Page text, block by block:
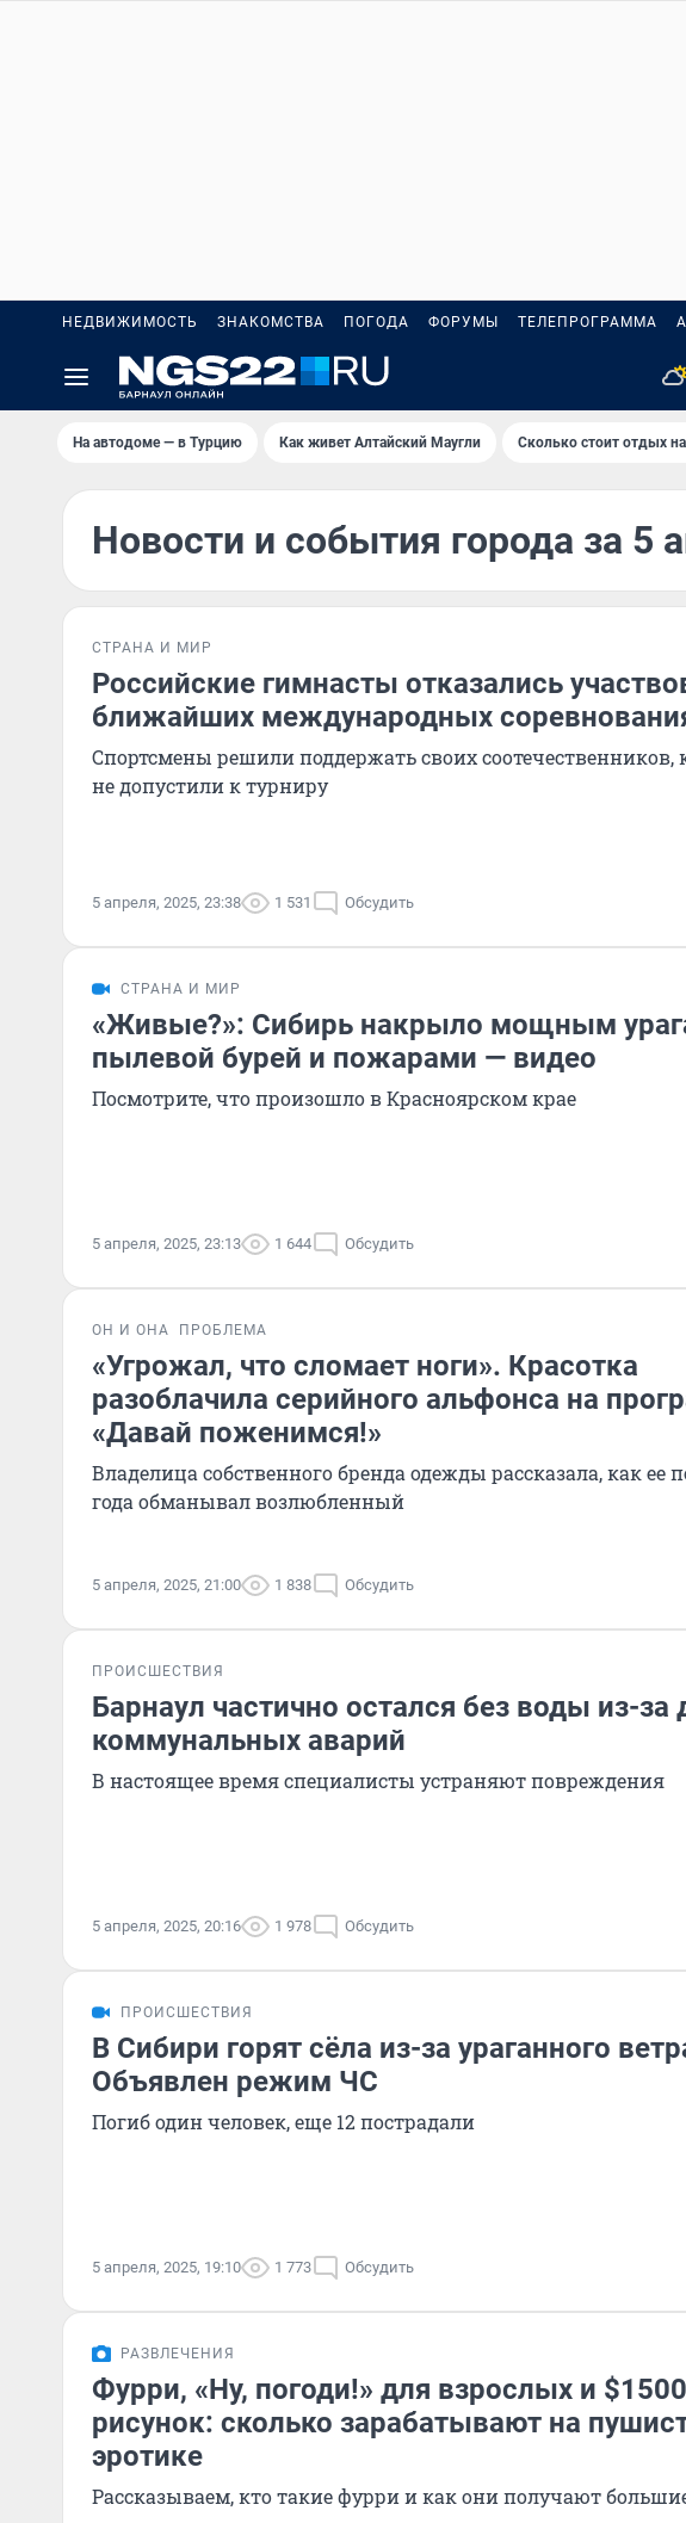
НЕДВИЖИМОСТЬ ЗНАКОМСТВА ПОГОДА ФОРУМЫ ТЕЛЕПРОГРАММА
На автодоме — в Турцию Как живет Алтайский Маугли Сколько стоит отдых
Новости и события города за 5
СТРАНА И МИР
Российские гимнасты отказались
ближайших международных
Спортсмены решили поддержать своих соотечественников,
не допустили к турниру
5 апреля, 2025, 23:38 1 531 Обсудить
СТРАНА И МИР
«Живые?»: Сибирь накрыло мощным
пылевой бурей и пожарами — видео
Посмотрите, что произошло в Красноярском крае
5 апреля, 2025, 23:13 1 644 Обсудить
ОН И ОНА ПРОБЛЕМА
«Угрожал, что сломает ноги». Красотка
разоблачила серийного альфонса на
«Давай поженимся!»
Владелица собственного бренда одежды рассказала, как ее
года обманывал возлюбленный
5 апреля, 2025, 21:00 1 838 Обсудить
ПРОИСШЕСТВИЯ
Барнаул частично остался без воды из-за
коммунальных аварий
В настоящее время специалисты устраняют повреждения
5 апреля, 2025, 20:16 1 978 Обсудить
ПРОИСШЕСТВИЯ
В Сибири горят сёла из-за ураганного
Объявлен режим ЧС
Погиб один человек, еще 12 пострадали
5 апреля, 2025, 19:10 1 773 Обсудить
РАЗВЛЕЧЕНИЯ
Фурри, «Ну, погоди!» для взрослых и
рисунок: сколько зарабатывают на
эротике
Рассказываем, кто такие фурри и как они получают